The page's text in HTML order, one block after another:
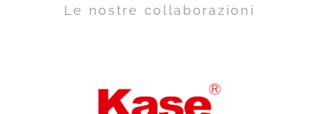
Le nostre collaborazioni